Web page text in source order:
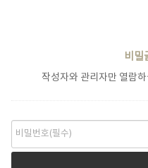
비밀
작성자와 관리자만 열람